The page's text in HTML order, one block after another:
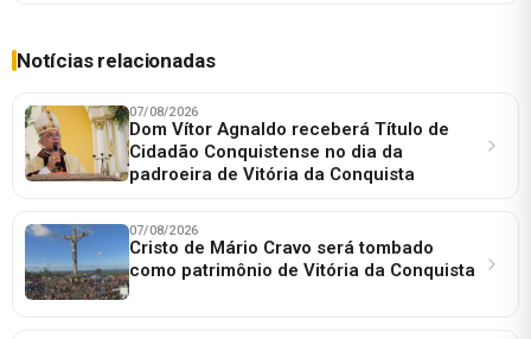
Notícias relacionadas
07/08/2026
Dom Vítor Agnaldo receberá Título de
Cidadão Conquistense no dia da
padroeira de Vitória da Conquista
07/08/2026
Cristo de Mário Cravo será tombado
como patrimônio de Vitória da Conquista